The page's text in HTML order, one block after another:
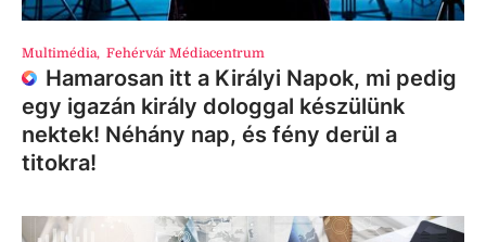
Multimédia, Fehérvár Médiacentrum
Hamarosan itt a Királyi Napok, mi pedig
egy igazán király dologgal készülünk
nektek! Néhány nap, és fény derül a
titokra!